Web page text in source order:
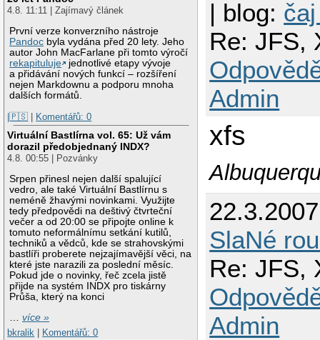
4.8. 11:11 | Zajímavý článek
První verze konverzního nástroje
Pandoc byla vydána před 20 lety. Jeho
autor John MacFarlane při tomto výročí
rekapituluje
jednotlivé etapy vývoje
a přidávání nových funkcí – rozšíření
nejen Markdownu a podporu mnoha
dalších formátů.
|🇵🇸 | Komentářů: 0
Virtuální Bastlírna vol. 65: Už vám
dorazil předobjednaný INDX?
4.8. 00:55 | Pozvánky
Srpen přinesl nejen další spalující
vedro, ale také Virtuální Bastlírnu s
neméně žhavými novinkami. Využijte
tedy předpovědi na deštivý čtvrteční
večer a od 20:00 se připojte online k
tomuto neformálnímu setkání kutilů,
techniků a vědců, kde se strahovskými
bastlíři proberete nejzajímavější věci, na
které jste narazili za poslední měsíc.
Pokud jde o novinky, řeč zcela jistě
přijde na systém INDX pro tiskárny
Průša, který na konci
…více »
bkralik
Komentářů: 0
| blog:
Re: JFS,
Admin
xfs
SlaNé
Re: JFS,
Admin